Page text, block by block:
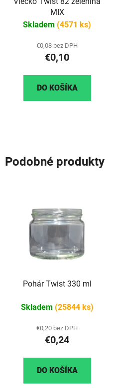
MIX
Skladem (4571 ks)
€0,08 bez DPH
€0,10
DO KOŠÍKA
Podobné produkty
Pohár Twist 330 ml
Skladem (25844 ks)
€0,20 bez DPH
€0,24
DO KOŠÍKA